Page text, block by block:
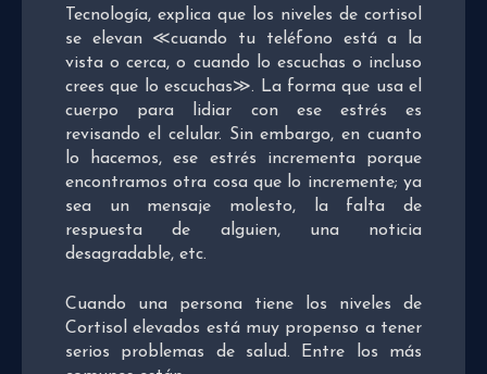
Tecnología, explica que los niveles de cortisol
se elevan ≪cuando tu teléfono está a la
vista o cerca, o cuando lo escuchas o incluso
crees que lo escuchas≫. La forma que usa el
cuerpo para lidiar con ese estrés es
revisando el celular. Sin embargo, en cuanto
lo hacemos, ese estrés incrementa porque
encontramos otra cosa que lo incremente; ya
sea un mensaje molesto, la falta de
respuesta de alguien, una noticia
desagradable, etc.
Cuando una persona tiene los niveles de
Cortisol elevados está muy propenso a tener
serios problemas de salud. Entre los más